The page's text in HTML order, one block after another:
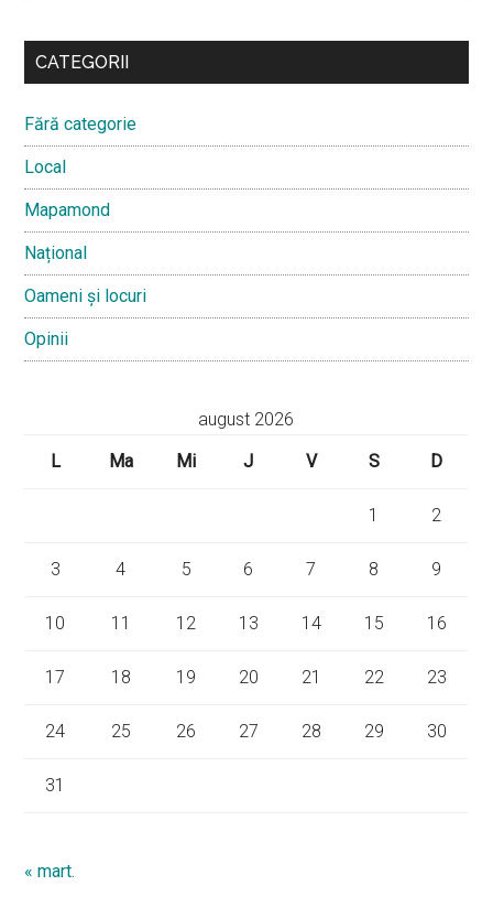
CATEGORII
Fără categorie
Local
Mapamond
Național
Oameni și locuri
Opinii
august 2026
L
Ma Mi J V S D
1 2
3 4 5 6 7 8 9
10 11 12 13 14 15 16
17 18 19 20 21 22 23
24 25 26 27 28 29 30
31
« mart.